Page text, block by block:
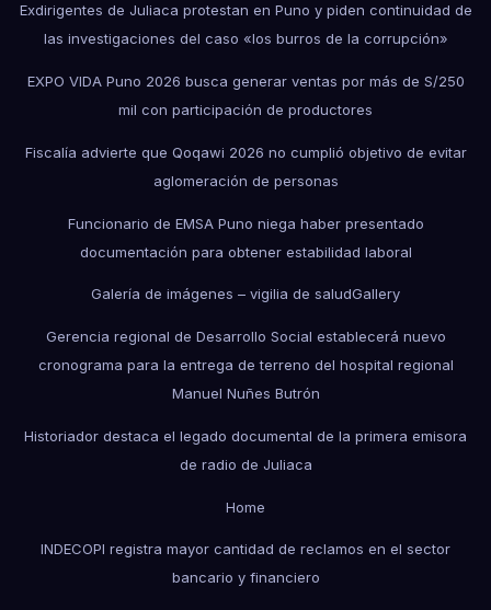
Exdirigentes de Juliaca protestan en Puno y piden continuidad de
las investigaciones del caso «los burros de la corrupción»
EXPO VIDA Puno 2026 busca generar ventas por más de S/250
mil con participación de productores
Fiscalía advierte que Qoqawi 2026 no cumplió objetivo de evitar
aglomeración de personas
Funcionario de EMSA Puno niega haber presentado
documentación para obtener estabilidad laboral
Galería de imágenes – vigilia de saludGallery
Gerencia regional de Desarrollo Social establecerá nuevo
cronograma para la entrega de terreno del hospital regional
Manuel Nuñes Butrón
Historiador destaca el legado documental de la primera emisora
de radio de Juliaca
Home
INDECOPI registra mayor cantidad de reclamos en el sector
bancario y financiero